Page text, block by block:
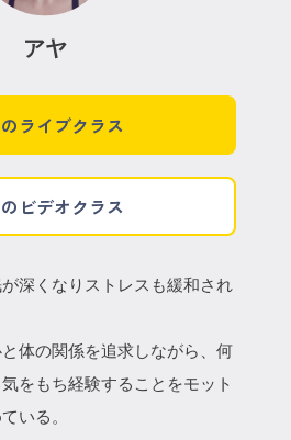
アヤ
ライブクラス
ビデオクラス
深くなりストレスも緩和され
体の関係を追求しながら、何
をもち経験することをモット
ている。